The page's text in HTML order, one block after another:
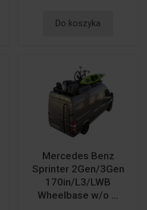
Do koszyka
Mercedes Benz
Sprinter 2Gen/3Gen
170in/L3/LWB
Wheelbase w/o ...